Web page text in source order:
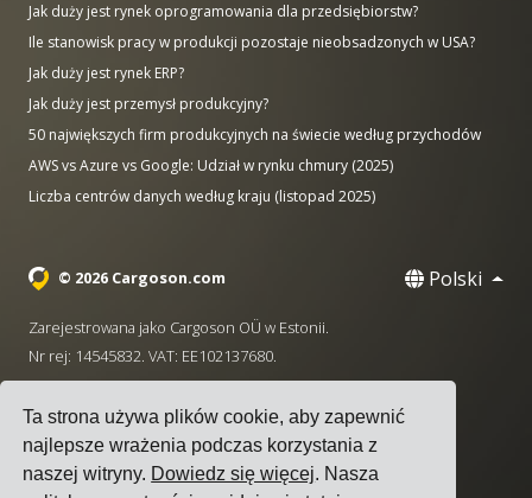
Ta strona używa plików cookie, aby zapewnić
najlepsze wrażenia podczas korzystania z
naszej witryny. Dowiedz się więcej. Nasza
Jak duży jest rynek oprogramowania dla przedsiębiorstw?
Ile stanowisk pracy w produkcji pozostaje nieobsadzonych w USA?
Jak duży jest rynek ERP?
Jak duży jest przemysł produkcyjny?
50 największych firm produkcyjnych na świecie według przychodów
AWS vs Azure vs Google: Udział w rynku chmury (2025)
Liczba centrów danych według kraju (listopad 2025)
© 2026 Cargoson.com Polski
Zarejestrowana jako Cargoson OÜ w Estonii.
Nr rej: 14545832. VAT: EE102137680.
+372 5555 0028 · hello@cargoson.com
Warunki korzystania z usługi|Polityka Prywatności